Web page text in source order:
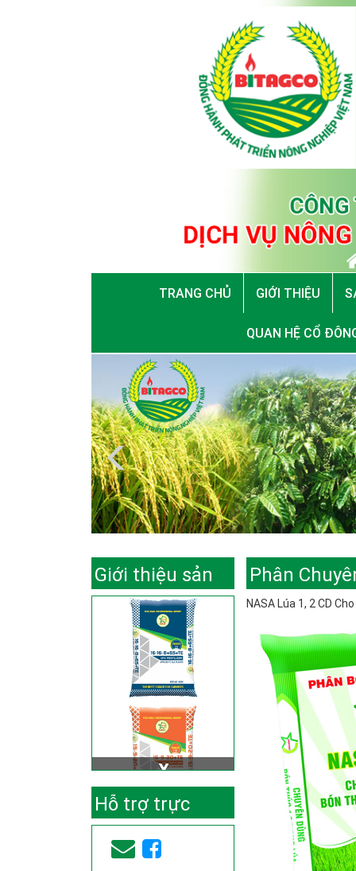
TRANG CHỦ GIỚI THIỆU
QUAN HỆ CỔ
Giới thiệu sản
phẩm
Hỗ trợ trực
tuyến
Phân
NASA Lúa 1, 2 CD